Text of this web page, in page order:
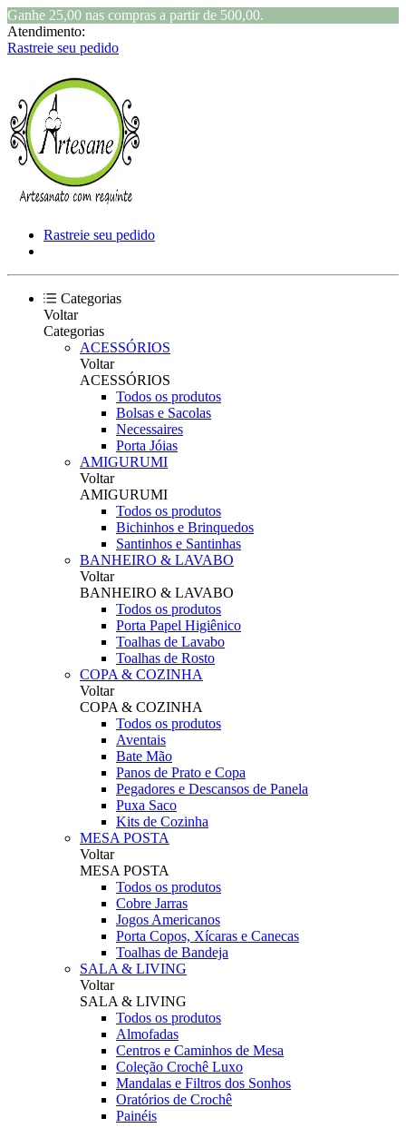
Ganhe 25,00 nas compras a partir de 500,00.
Atendimento:
Rastreie seu pedido
Rastreie seu pedido
Categorias
Voltar
Categorias
ACESSÓRIOS
Voltar
ACESSÓRIOS
Todos os produtos
Bolsas e Sacolas
Necessaires
Porta Jóias
AMIGURUMI
Voltar
AMIGURUMI
Todos os produtos
Bichinhos e Brinquedos
Santinhos e Santinhas
BANHEIRO & LAVABO
Voltar
BANHEIRO & LAVABO
Todos os produtos
Porta Papel Higiênico
Toalhas de Lavabo
Toalhas de Rosto
COPA & COZINHA
Voltar
COPA & COZINHA
Todos os produtos
Aventais
Bate Mão
Panos de Prato e Copa
Pegadores e Descansos de Panela
Puxa Saco
Kits de Cozinha
MESA POSTA
Voltar
MESA POSTA
Todos os produtos
Cobre Jarras
Jogos Americanos
Porta Copos, Xícaras e Canecas
Toalhas de Bandeja
SALA & LIVING
Voltar
SALA & LIVING
Todos os produtos
Almofadas
Centros e Caminhos de Mesa
Coleção Crochê Luxo
Mandalas e Filtros dos Sonhos
Oratórios de Crochê
Painéis